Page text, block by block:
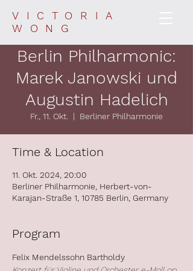
VICTORIA
WONG
Berlin Philharmonic:
Marek Janowski und
Augustin Hadelich
Fr., 11. Okt.
  |
Berliner Philharmonie
Time & Location
11. Okt. 2024, 20:00
Berliner Philharmonie, Herbert-von-
Karajan-Straße 1, 10785 Berlin, Germany
Program
Felix Mendelssohn Bartholdy